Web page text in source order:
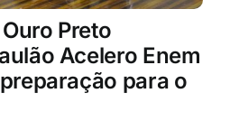
Preto
Acelero Enem
para o